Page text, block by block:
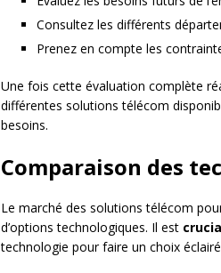
Consultez les différents
Prenez en compte les
Une fois cette évaluation complète
différentes solutions télécom
besoins.
Comparaison des
Le marché des solutions télécom
d’options technologiques. Il est
technologie pour faire un choix